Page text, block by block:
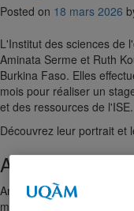
Posted on 18 mars 2026
L'Institut des sciences de
Aminata Serme et Ruth
Burkina Faso. Elles
mois pour réaliser un
et des ressources de l'ISE.
Découvrez leur portrait et
Aminata Serme
Aminata Serme est
management de